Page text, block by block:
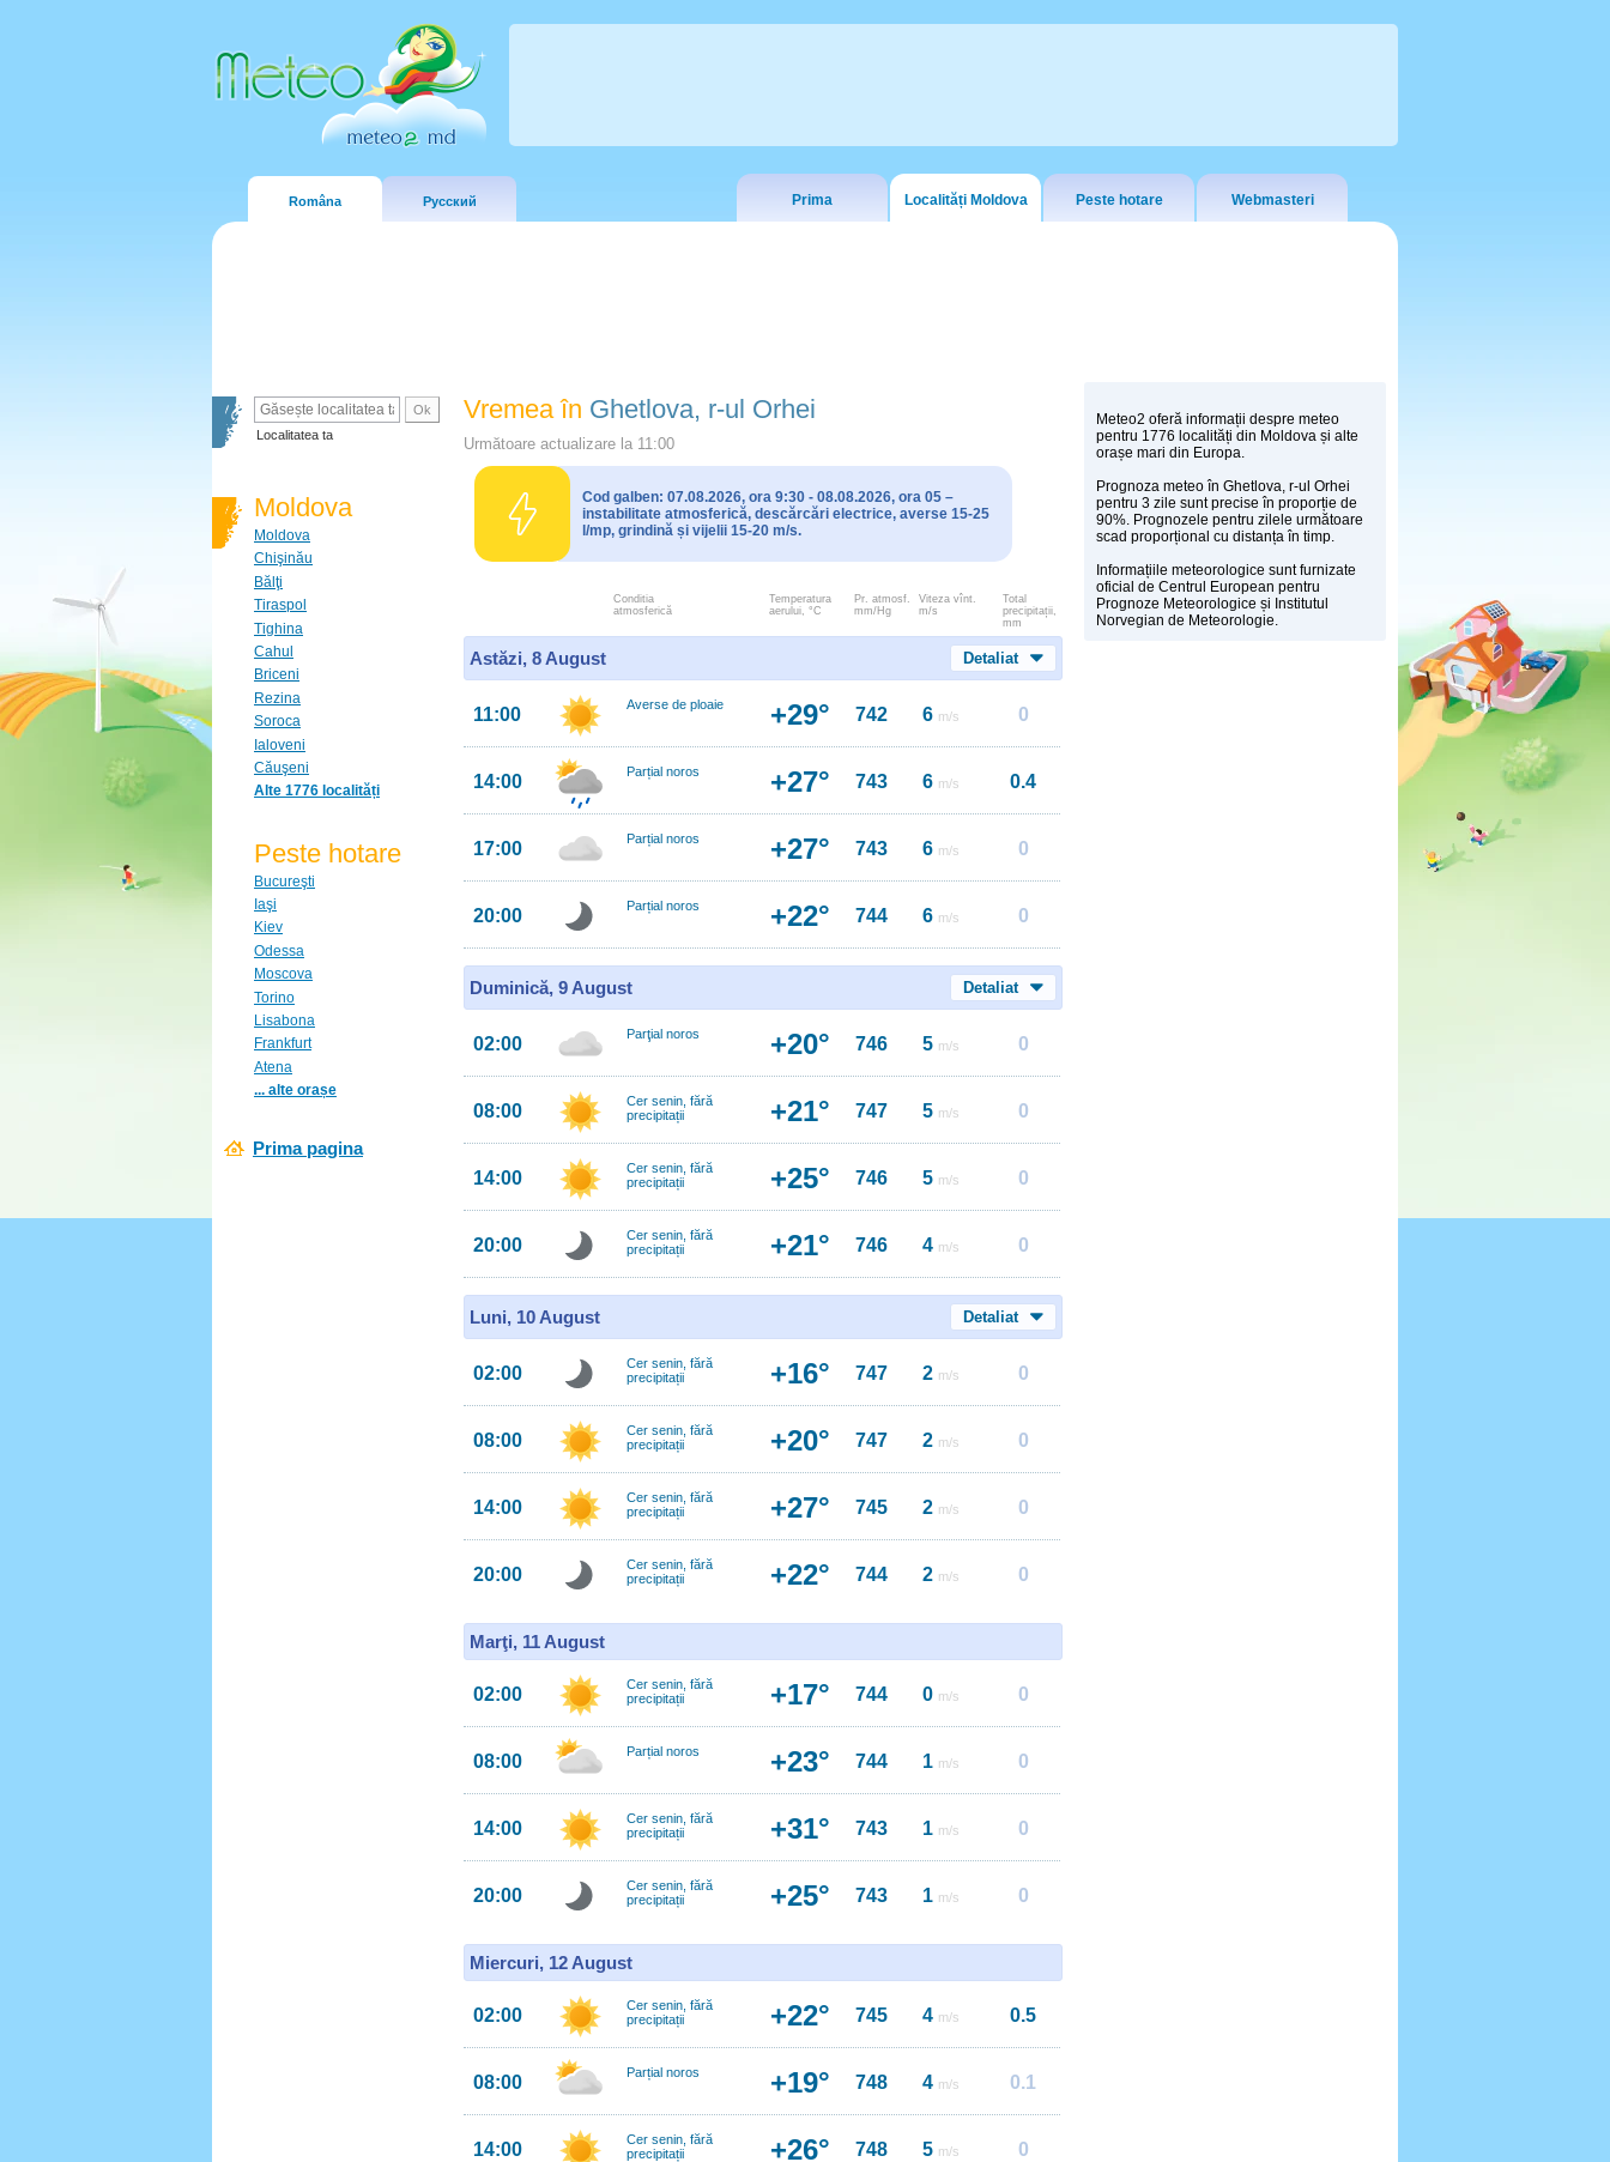
Româna Русский Prima Localități Moldova Peste hotare Webmasteri
Localitatea ta
Moldova
Moldova
Chişinău
Bălţi
Tiraspol
Tighina
Cahul
Briceni
Rezina
Soroca
Ialoveni
Căuşeni
Alte 1776 localități
Peste hotare
Bucureşti
Iaşi
Kiev
Odessa
Moscova
Torino
Lisabona
Frankfurt
Atena
... alte orașe
Prima pagina
Vremea în Ghetlova, r-ul Orhei
Următoare actualizare la 11:00
Cod galben: 07.08.2026, ora 9:30 - 08.08.2026, ora 05 –
instabilitate atmosferică, descărcări electrice, averse 15-25
l/mp, grindină și vijelii 15-20 m/s.
Conditia
atmosferică
Temperatura
aerului, °C
Pr. atmosf.
mm/Hg
Viteza vînt.
m/s
Total
precipitații,
mm
Astăzi, 8 August Detaliat
11:00 Averse de ploaie +29° 742 6 m/s 0
14:00 Parțial noros +27° 743 6 m/s 0.4
17:00 Parțial noros +27° 743 6 m/s 0
20:00 Parțial noros +22° 744 6 m/s 0
Duminică, 9 August Detaliat
02:00 Parţial noros +20° 746 5 m/s 0
08:00
Cer senin, fără
precipitații
+21° 747 5 m/s 0
14:00
Cer senin, fără
precipitații
+25° 746 5 m/s 0
20:00
Cer senin, fără
precipitații
+21° 746 4 m/s 0
Luni, 10 August Detaliat
02:00
Cer senin, fără
precipitații
+16° 747 2 m/s 0
08:00
Cer senin, fără
precipitații
+20° 747 2 m/s 0
14:00
Cer senin, fără
precipitații
+27° 745 2 m/s 0
20:00
Cer senin, fără
precipitații
+22° 744 2 m/s 0
Marţi, 11 August
02:00
Cer senin, fără
precipitații
+17° 744 0 m/s 0
08:00 Parțial noros +23° 744 1 m/s 0
14:00
Cer senin, fără
precipitații
+31° 743 1 m/s 0
20:00
Cer senin, fără
precipitații
+25° 743 1 m/s 0
Miercuri, 12 August
02:00
Cer senin, fără
precipitații
+22° 745 4 m/s 0.5
08:00 Parțial noros +19° 748 4 m/s 0.1
14:00
Cer senin, fără
precipitații
+26° 748 5 m/s 0
Meteo2 oferă informații despre meteo
pentru 1776 localități din Moldova și alte
orașe mari din Europa.
Prognoza meteo în Ghetlova, r-ul Orhei
pentru 3 zile sunt precise în proporție de
90%. Prognozele pentru zilele următoare
scad proporțional cu distanța în timp.
Informațiile meteorologice sunt furnizate
oficial de Centrul European pentru
Prognoze Meteorologice și Institutul
Norvegian de Meteorologie.